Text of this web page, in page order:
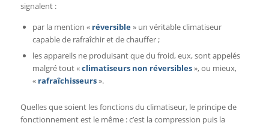
signalent :
par la mention « réversible» un véritable climatiseur
capable de rafraîchir et de chauffer ;
les appareils ne produisant que du froid, eux, sont appelés
malgré tout «climatiseurs non réversibles», ou mieux,
« rafraîchisseurs».
Quelles que soient les fonctions du climatiseur, le principe de
fonctionnement est le même : c’est la compression puis la